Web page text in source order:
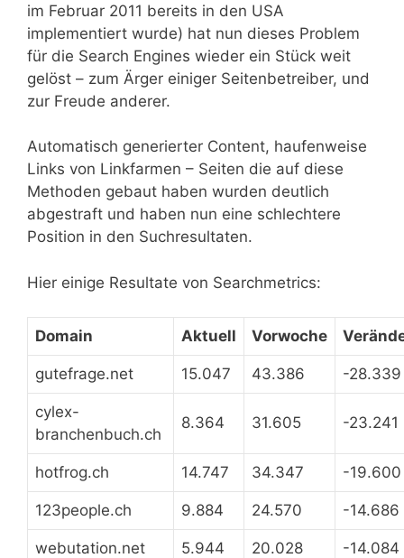
im Februar 2011 bereits in den USA
implementiert wurde) hat nun dieses Problem
für die Search Engines wieder ein Stück weit
gelöst – zum Ärger einiger Seitenbetreiber, und
zur Freude anderer.
Automatisch generierter Content, haufenweise
Links von Linkfarmen – Seiten die auf diese
Methoden gebaut haben wurden deutlich
abgestraft und haben nun eine schlechtere
Position in den Suchresultaten.
Hier einige Resultate von Searchmetrics:
Domain Aktuell Vorwoche
gutefrage.net 15.047 43.386 -28.339
cylex-
branchenbuch.ch
8.364 31.605 -23.241
hotfrog.ch 14.747 34.347 -19.600
123people.ch 9.884 24.570 -14.686
webutation.net 5.944 20.028 -14.084